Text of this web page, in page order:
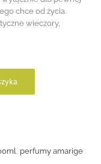
chce od życia.
wieczory,
, perfumy amarige